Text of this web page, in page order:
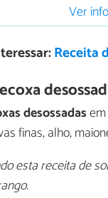
Ver
Receita
desossadas
finas, alho,
esta receita de